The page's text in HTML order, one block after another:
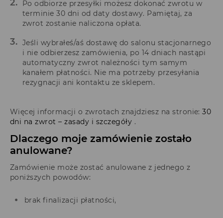
Po odbiorze przesyłki możesz dokonać zwrotu w
terminie 30 dni od daty dostawy. Pamiętaj, za
zwrot zostanie naliczona opłata.
Jeśli wybrałeś/aś dostawę do salonu stacjonarnego
i nie odbierzesz zamówienia, po 14 dniach nastąpi
automatyczny zwrot należności tym samym
kanałem płatności. Nie ma potrzeby przesyłania
rezygnacji ani kontaktu ze sklepem.
Więcej informacji o zwrotach znajdziesz na stronie:30
dni na zwrot – zasady i szczegóły .
Dlaczego moje zamówienie zostało
anulowane?
Zamówienie może zostać anulowane z jednego z
poniższych powodów:
brak finalizacji płatności,